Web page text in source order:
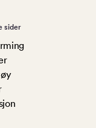
sider